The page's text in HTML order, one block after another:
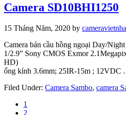
Camera SD10BHI1250
15 Tháng Năm, 2020 by
Camera bán cầu hồng ngoại Day/
1/2.9” Sony CMOS Exmor
HD)
ống kính 3.6mm; 25IR-15m ; 12VDC .
Filed Under: Camera Sambo, camera
1
2